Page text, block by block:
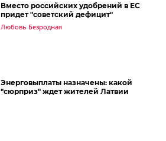
Вместо российских удобрений в ЕС
придет "советский дефицит"
Любовь Безродная
Энерговыплаты назначены: какой
"сюрприз" ждет жителей Латвии